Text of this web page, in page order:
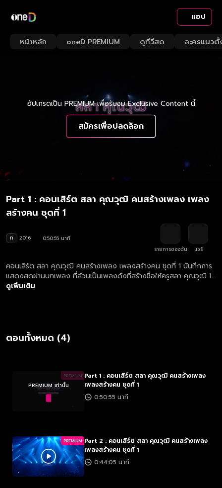
แอป
หน้าหลัก oneD PREMIUM ดูทีวีสด ละครแนวตั้
อัปเกรดเป็น PREMIUM เพื่อรับชม Exclusive Content นี้
สมัครเพื่อปลดล็อก
Part 1 : คอนเสิร์ต สลา คุณวุฒิ คนสร้างเพลง เพลง
สร้างคน ชุดที่ 1
ท 2016
0:50:55 นาที
รายการของฉัน
แชร์
คอนเสิร์ต สลา คุณวุฒิ คนสร้างเพลง เพลงสร้างคน ชุดที่ 1 บันทึกการ
แสดงสดผ่านบทเพลง ที่ล้วนเป็นเพลงดังที่สร้างชื่อให้ครูสลา คุณวุฒิ ไว้
มากที่สุด โดยบรรดาศิษย์ทั้งหลายได้ออกมาถ่ายทอดให้แก่ผู้ชมจนเต็มอิ่ม
ดูเพิ่มเติม
ตอนทั้งหมด (4)
PREMIUM
PREMIUM เท่านั้น
Part 1 : คอนเสิร์ต สลา คุณวุฒิ คนสร้างเพลง
เพลงสร้างคน ชุดที่ 1
0:50:55 นาที
PREMIUM Part 2 : คอนเสิร์ต สลา คุณวุฒิ คนสร้างเพลง
เพลงสร้างคน ชุดที่ 1
0:44:05 นาที